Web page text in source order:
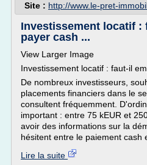
Site : http://www.le-pret-
Investissement locatif :
payer cash ...
View Larger Image
Investissement locatif : faut-il
De nombreux investisseurs,
placements financiers dans le
consultent fréquemment.
important : entre 75 kEUR et
avoir des informations sur la
hésitent entre le paiement cash
Lire la suite